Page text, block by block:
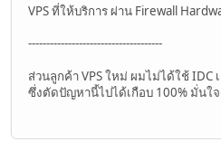
VPS ที่ให้บริการ ผ่าน Firewall
-------------------------------------
ส่วนลูกค้า VPS ใหม่ ผมไม่ได้ใช้
ซึ่งตัดปัญหานี้ไปได้เกือบ 100% มั่นใ